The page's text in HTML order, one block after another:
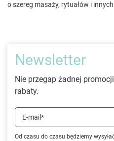
o szereg masaży, rytuałów i
Newsletter
Nie przegap żadnej
rabaty.
Od czasu do czasu będziemy
E-mail*